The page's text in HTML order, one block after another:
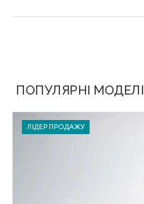
ПОПУЛЯРНІ МОДЕЛІ
ЛІДЕР ПРОДАЖУ